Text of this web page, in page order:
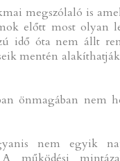
megszólaló is
előtt most olyan
idő óta nem állt
mentén
önmagában nem
nem egyik